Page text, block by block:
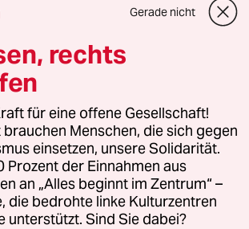
Gerade nicht
rechts
für eine offene Gesellschaft!
Menschen, die sich gegen
einsetzen, unsere Solidarität.
Prozent der Einnahmen aus
an „Alles beginnt im Zentrum“ –
die bedrohte linke Kulturzentren
unterstützt. Sind Sie dabei?